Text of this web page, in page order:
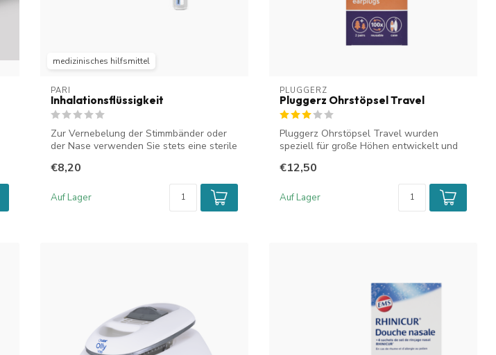
medizinisches hilfsmittel
PARI
Inhalationsflüssigkeit
Zur Vernebelung der Stimmbänder oder
der Nase verwenden Sie stets eine sterile
€8,20
Auf Lager
PLUGGERZ
Pluggerz Ohrstöpsel Travel
Pluggerz Ohrstöpsel Travel wurden
speziell für große Höhen entwickelt und
€12,50
Auf Lager